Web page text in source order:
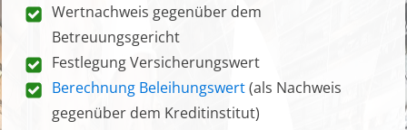
Wertnachweis gegenüber dem
Betreuungsgericht
Festlegung Versicherungswert
Berechnung Beleihungswert(als Nachweis
gegenüber dem Kreditinstitut)